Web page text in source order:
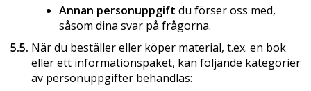
Annan personuppgift du förser oss med,
såsom dina svar på frågorna.
5.5. När du beställer eller köper material, t.ex. en bok
eller ett informationspaket, kan följande kategorier
av personuppgifter behandlas: